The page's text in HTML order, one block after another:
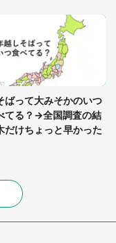
ばって大みそかのいつ
てる？→全国調査の結
だけちょっと早かった